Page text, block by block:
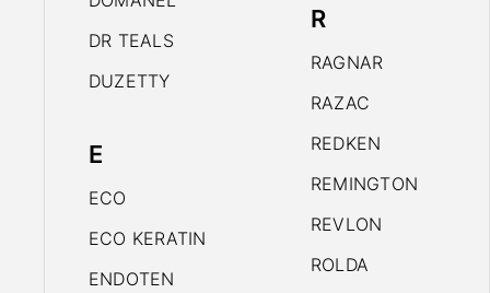
DR TEALS
DUZETTY
E
ECO
ECO KERATIN
ENDOTEN
R
RAGNAR
RAZAC
REDKEN
REMINGTON
REVLON
ROLDA